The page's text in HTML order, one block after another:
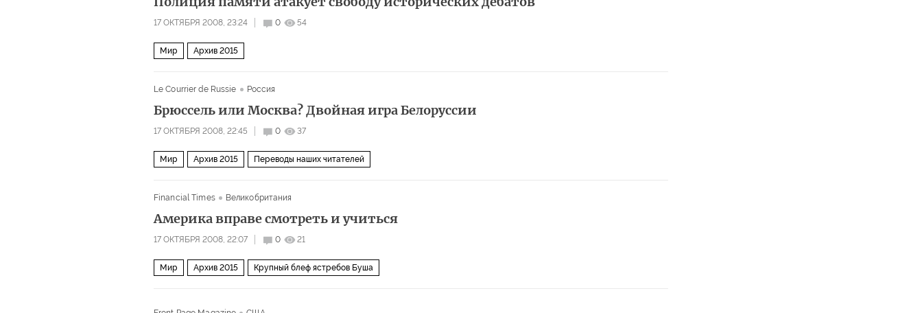
17 ОКТЯБРЯ 2008, 23:24 0 54
Мир Архив 2015
Le Courrier de Russie Россия
Брюссель или Москва? Двойная игра Белоруссии
17 ОКТЯБРЯ 2008, 22:45 0 37
Мир Архив 2015 Переводы наших читателей
Financial Times Великобритания
Америка вправе смотреть и учиться
17 ОКТЯБРЯ 2008, 22:07 0 21
Мир Архив 2015 Крупный блеф ястребов Буша